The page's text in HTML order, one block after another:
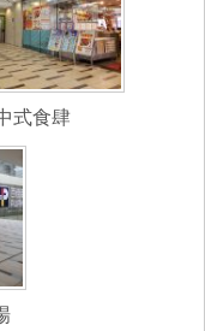
式食肆